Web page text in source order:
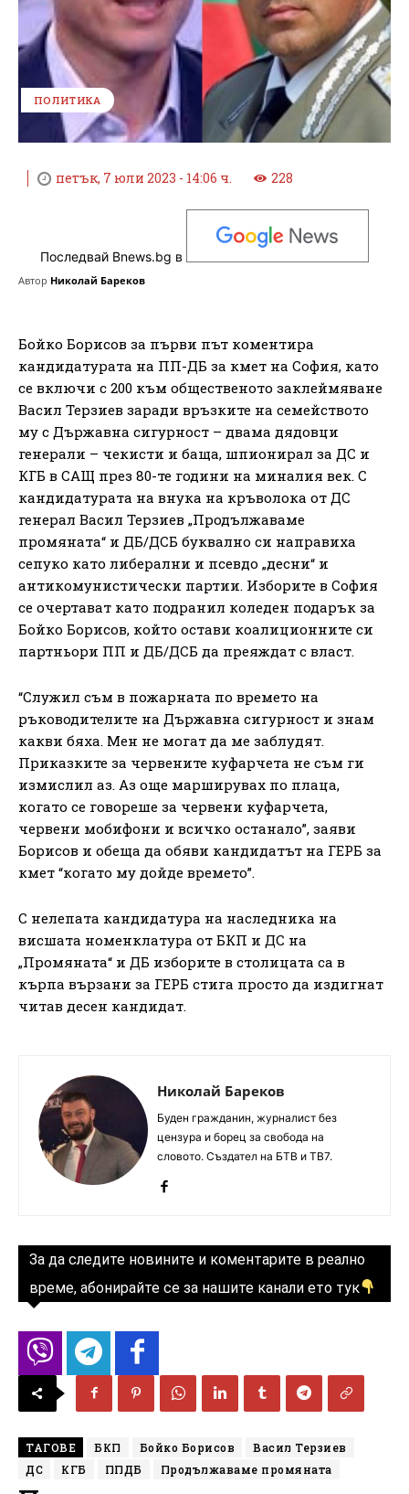
ПОЛИТИКА
петък, 7 юли 2023 - 14:06 ч. 228
Последвай Bnews.bg в
Автор Николай Бареков
Бойко Борисов за първи път коментира
кандидатурата на ПП-ДБ за кмет на София, като
се включи с 200 към общественото заклеймяване
Васил Терзиев заради връзките на семейството
му с Държавна сигурност – двама дядовци
генерали – чекисти и баща, шпионирал за ДС и
КГБ в САЩ през 80-те години на миналия век. С
кандидатурата на внука на кръволока от ДС
генерал Васил Терзиев „Продължаваме
промяната“ и ДБ/ДСБ буквално си направиха
сепуко като либерални и псевдо „десни“ и
антикомунистически партии. Изборите в София
се очертават като подранил коледен подарък за
Бойко Борисов, който остави коалиционните си
партньори ПП и ДБ/ДСБ да преяждат с власт.
“Служил съм в пожарната по времето на
ръководителите на Държавна сигурност и знам
какви бяха. Мен не могат да ме заблудят.
Приказките за червените куфарчета не съм ги
измислил аз. Аз още марширувах по плаца,
когато се говореше за червени куфарчета,
червени мобифони и всичко останало”, заяви
Борисов и обеща да обяви кандидатът на ГЕРБ за
кмет “когато му дойде времето”.
С нелепата кандидатура на наследника на
висшата номенклатура от БКП и ДС на
„Промяната“ и ДБ изборите в столицата са в
кърпа вързани за ГЕРБ стига просто да издигнат
читав десен кандидат.
Николай Бареков
Буден гражданин, журналист без
цензура и борец за свобода на
словото. Създател на БТВ и ТВ7.
За да следите новините и коментарите в реално
време, абонирайте се за нашите канали ето тук
ТАГОВЕ БКП Бойко Борисов
Васил Терзиев
ДС
КГБ ППДБ Продължаваме промяната